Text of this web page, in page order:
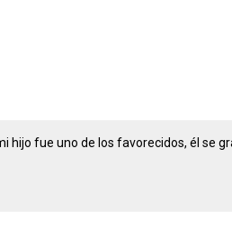
hijo fue uno de los favorecidos, él se